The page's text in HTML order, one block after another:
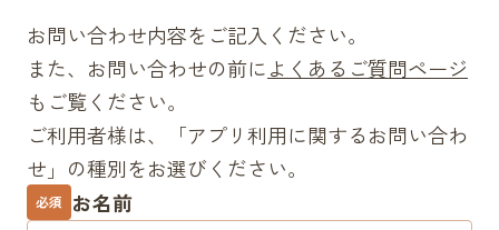
Spot設置スポット
Project1minute,1napkin
Contentsオリジナルコンテンツを配信中
Statementトレルナの想い
Partner パートナー
お問い合わせ内容をご記入ください。
また、お問い合わせの前によくあるご質問ページ
もご覧ください。
ご利用者様は、「アプリ利用に関するお問い合わ
せ」の種別をお選びください。
必須 お名前